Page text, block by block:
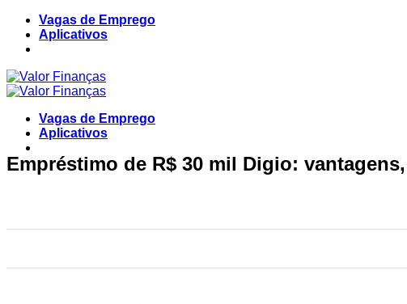
Skip
content
Vagas de Emprego
Aplicativos
Vagas de Emprego
Aplicativos
Empréstimo de R$ 30 mil Digio: